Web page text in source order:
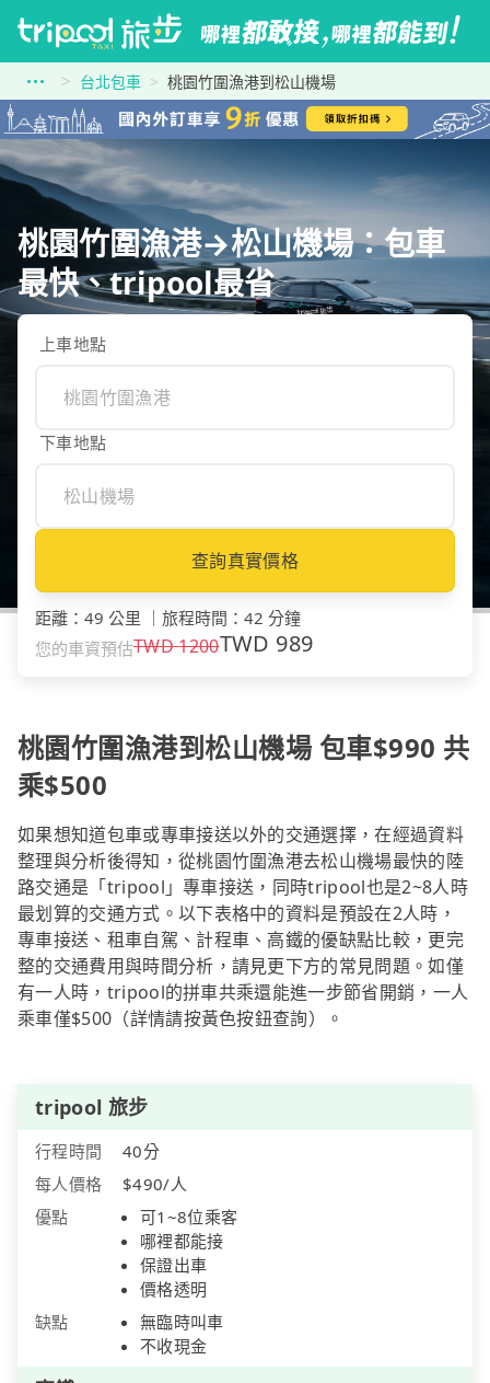
台北包車 桃園竹圍漁港到松山機場
桃園竹圍漁港→松山機場：包車
最快、tripool最省
上車地點
下車地點
查詢真實價格
距離 ： 49 公里 ｜ 旅程時間 ： 42 分鐘
您的車資預估TWD1200TWD 989
桃園竹圍漁港到松山機場 包車$990 共
乘$500
如果想知道包車或專車接送以外的交通選擇，在經過資料
整理與分析後得知，從桃園竹圍漁港去松山機場最快的陸
路交通是「tripool」專車接送，同時tripool也是2~8人時
最划算的交通方式。以下表格中的資料是預設在2人時，
專車接送、租車自駕、計程車、高鐵的優缺點比較，更完
整的交通費用與時間分析，請見更下方的常見問題。如僅
有一人時，tripool的拼車共乘還能進一步節省開銷，一人
乘車僅$500（詳情請按黃色按鈕查詢）。
tripool 旅步
行程時間
40分
每人價格
$490/人
優點
可1~8位乘客
哪裡都能接
保證出車
價格透明
缺點
無臨時叫車
不收現金